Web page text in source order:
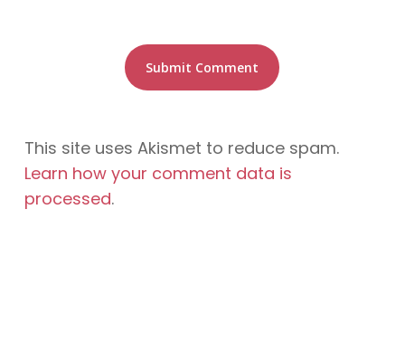
This site uses Akismet to reduce spam.
Learn how your comment data is
processed.